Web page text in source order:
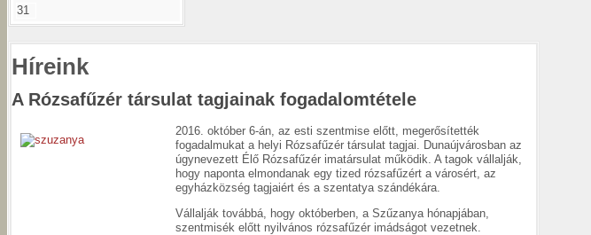
31
Híreink
A Rózsafűzér társulat tagjainak fogadalomtétele
2016. október 6-án, az esti szentmise előtt, megerősítették
fogadalmukat a helyi Rózsafűzér társulat tagjai. Dunaújvárosban az
úgynevezett Élő Rózsafűzér imatársulat működik. A tagok vállalják,
hogy naponta elmondanak egy tized rózsafűzért a városért, az
egyházközség tagjaiért és a szentatya szándékára.
Vállalják továbbá, hogy októberben, a Szűzanya hónapjában,
szentmisék előtt nyilvános rózsafűzér imádságot vezetnek.